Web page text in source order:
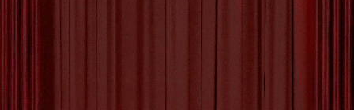
Artikel: Een Kunstwerk Een Kunstwerk:
Schoonheid in Creatie De wereld van kunst is
een rijke en betoverende plek, waar creativiteit
en expressie samenkomen om iets unieks te
creëren. Een kunstwerk is meer dan alleen een
visueel object; het is een uiting van de ziel van
de kunstenaar, een weerspiegeling van emoties
en ideeën die tot